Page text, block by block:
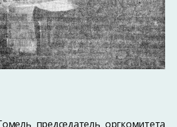
председатель оргкомитета